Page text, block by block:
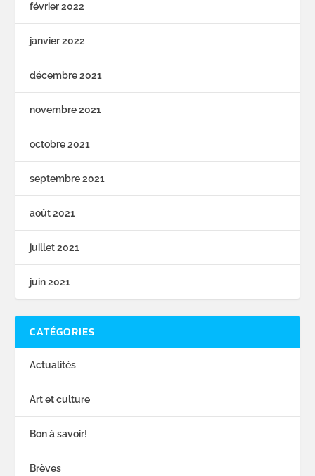
février 2022
janvier 2022
décembre 2021
novembre 2021
octobre 2021
septembre 2021
août 2021
juillet 2021
juin 2021
CATÉGORIES
Actualités
Art et culture
Bon à savoir!
Brèves